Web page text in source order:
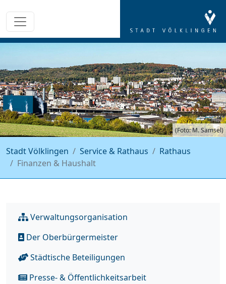
(Foto: M. Samsel)
Stadt Völklingen Service & Rathaus
Rathaus
Finanzen & Haushalt
Verwaltungsorganisation
Der Oberbürgermeister
Städtische Beteiligungen
Presse- & Öffentlichkeitsarbeit